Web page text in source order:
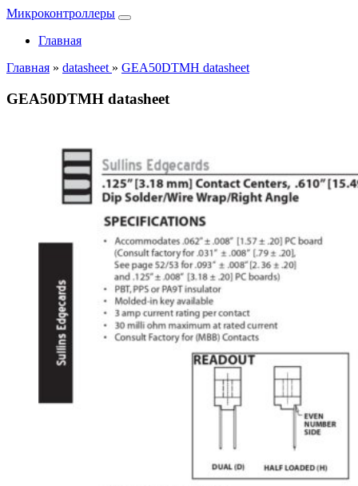
Микроконтроллеры
Главная
Главная » datasheet » GEA50DTMH datasheet
GEA50DTMH datasheet